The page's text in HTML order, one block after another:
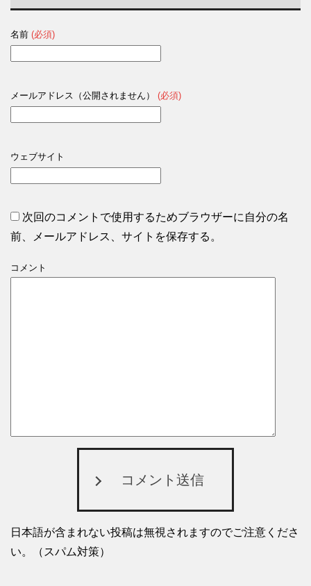
名前 (必須)
メールアドレス（公開されません） (必須)
ウェブサイト
次回のコメントで使用するためブラウザーに自分の名
前、メールアドレス、サイトを保存する。
コメント
コメント送信
日本語が含まれない投稿は無視されますのでご注意くださ
い。（スパム対策）